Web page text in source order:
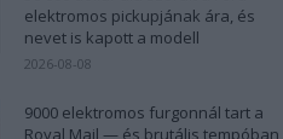
elektromos pickupjának ára, és
nevet is kapott a modell
2026-08-08
9000 elektromos furgonnál tart a
Royal Mail — és brutális tempóban